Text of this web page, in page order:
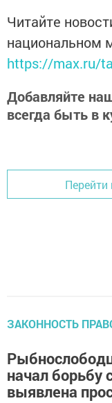
Читайте
национальном
https://max.ru/
Добавляйте
всегда быть в
Перейти
ЗАКОННОСТЬ
начал борьбу
выявлена